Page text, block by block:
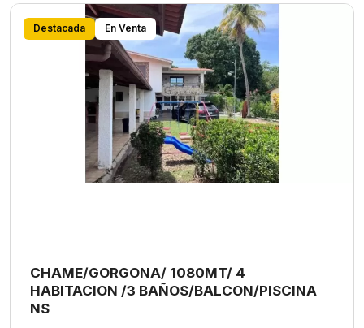
Destacada En Venta
CHAME/GORGONA/ 1080MT/ 4
HABITACION /3 BAÑOS/BALCON/PISCINA
NS